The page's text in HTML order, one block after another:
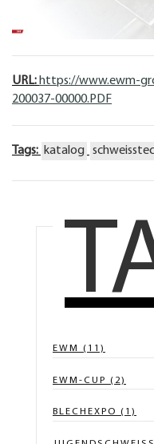
URL:https://www.ewm-
200037-00000.PDF
Tags: katalog
EWM (11)
EWM-CUP (2)
BLECHEXPO (1)